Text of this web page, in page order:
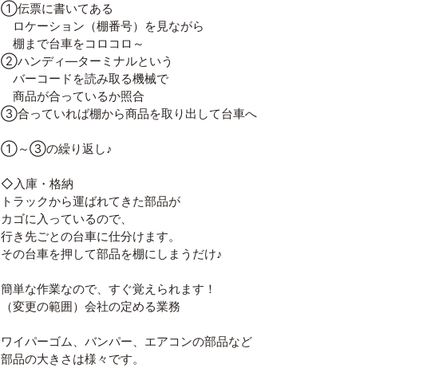
①伝票に書いてある
ロケーション（棚番号）を見ながら
棚まで台車をコロコロ～
②ハンディ―ターミナルという
バーコードを読み取る機械で
商品が合っているか照合
③合っていれば棚から商品を取り出して台車へ
①～③の繰り返し♪
◇入庫・格納
トラックから運ばれてきた部品が
カゴに入っているので、
行き先ごとの台車に仕分けます。
その台車を押して部品を棚にしまうだけ♪
簡単な作業なので、すぐ覚えられます！
（変更の範囲）会社の定める業務
ワイパーゴム、バンパー、エアコンの部品など
部品の大きさは様々です。